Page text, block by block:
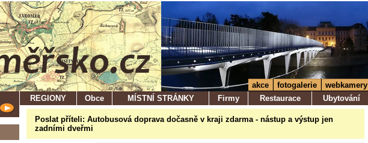
akce fotogalerie
webkamery
REGIONY
Obce MÍSTNÍ STRÁNKY Firmy Restaurace Ubytování
Poslat příteli: Autobusová doprava dočasně v kraji zdarma - nástup a výstup jen
zadními dveřmi